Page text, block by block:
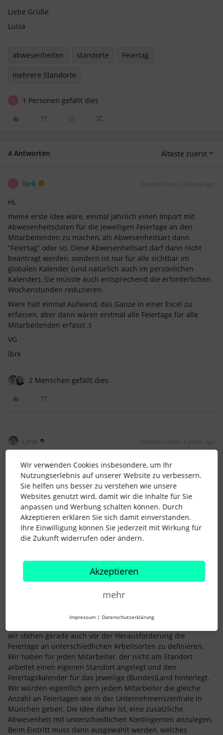
Liebe Grüße
Luisa
abwesenheiten standorte Feiertag
mehrere Standorte
1 Personen gefällt dies
4 Antworten Älteste zuerst
lbrk Forum|Forum|3 years ago
Hi,
meine erste Idee wäre, einmal jährlich einen Import mit
Abwesenheitsdaten für die jeweiligen Feiertage an den
Mitarbeitenden zu machen, als Abwesenheitsart dann
“Feiertag” oder so. Diese Abwesenheitsart darf dann nicht
beantragt werden, sondern ist nur für alle sichtbar im
globalen Kalender (und natürlich auch im persönlichen
Kalender). Sie müsste auch entsprechend die erforderlichen
Wochenstunden reduzieren.
Wäre halt einmal Aufwand, das Ganze in einer Excel zu
erfassen, aber dann wären erstmal alle Feiertage für alle
Mitarbeitenden erfasst :)
VG
lbrk
2 Menschen gefällt dies
Lena Forum|Forum|3 years ago
Mich interessiert, wie das andere Unternehmen
umsetzten. 😊
Legt beispielsweise auch jemand für die Mitarbeitenden im
Home Office eigene Standorte an und weißt diese zu?
Liebe Grüße
Lena
wir stehen gerade auch vor der Herausforderung die
Feiertage an unterschiedlichen Arbeitsorten zu definieren.
Wir haben für jeden Mitarbeiter, der nicht am Standort
arbeitet einen eigenen Standort angelegt und den
Feiertagskalender für das jeweilige (Bundes)Land hinterlegt.
Wir würden eigentlich gern jedem Mitarbeiter die gleiche
Anzahl an Feiertagen wie in der Unternehmenszentrale in
München geben. Die Idee daher ist, eine zusätzliche
Abwesenheit mit unterschiedlichen Kontingenten anzulegen.
Beim Eintritt muss dann ausgewählt werden, welches
Wir verwenden Cookies insbesondere, um Ihr
Nutzungserlebnis auf unserer Website zu verbessern.
Sie helfen uns besser zu verstehen wie unsere
Websites genutzt wird, damit wir die Inhalte für Sie
anpassen und Werbung schalten können. Durch
Akzeptieren erklären Sie sich damit einverstanden.
Ihre Einwilligung können Sie jederzeit mit Wirkung für
die Zukunft widerrufen oder ändern.
Akzeptieren
mehr
Impressum | Datenschutzerklärung